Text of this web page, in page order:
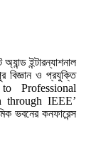
ইন্টারন্যাশনাল
বিজ্ঞান ও প্রযুক্তি
to Professional
through IEEE’
ভবনের কনফারেন্স